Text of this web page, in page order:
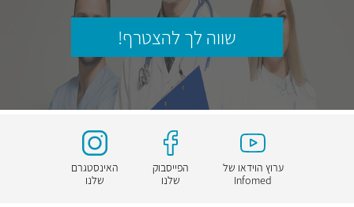
שווה לך להצטרף!
ערוץ הוידאו של
Infomed
הפייסבוק
שלנו
האינסטגרם
שלנו